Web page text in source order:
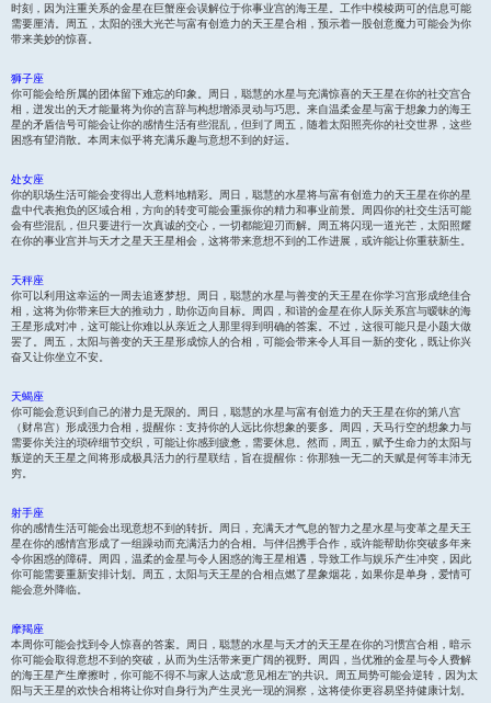
时刻，因为注重关系的金星在巨蟹座会误解位于你事业宫的海王星。工作中模棱两可的信息可能
需要厘清。周五，太阳的强大光芒与富有创造力的天王星合相，预示着一股创意魔力可能会为你
带来美妙的惊喜。
狮子座
你可能会给所属的团体留下难忘的印象。周日，聪慧的水星与充满惊喜的天王星在你的社交宫合
相，迸发出的天才能量将为你的言辞与构想增添灵动与巧思。来自温柔金星与富于想象力的海王
星的矛盾信号可能会让你的感情生活有些混乱，但到了周五，随着太阳照亮你的社交世界，这些
困惑有望消散。本周末似乎将充满乐趣与意想不到的好运。
处女座
你的职场生活可能会变得出人意料地精彩。周日，聪慧的水星将与富有创造力的天王星在你的星
盘中代表抱负的区域合相，方向的转变可能会重振你的精力和事业前景。周四你的社交生活可能
会有些混乱，但只要进行一次真诚的交心，一切都能迎刃而解。周五将闪现一道光芒，太阳照耀
在你的事业宫并与天才之星天王星相会，这将带来意想不到的工作进展，或许能让你重获新生。
天秤座
你可以利用这幸运的一周去追逐梦想。周日，聪慧的水星与善变的天王星在你学习宫形成绝佳合
相，这将为你带来巨大的推动力，助你迈向目标。周四，和谐的金星在你人际关系宫与暧昧的海
王星形成对冲，这可能让你难以从亲近之人那里得到明确的答案。不过，这很可能只是小题大做
罢了。周五，太阳与善变的天王星形成惊人的合相，可能会带来令人耳目一新的变化，既让你兴
奋又让你坐立不安。
天蝎座
你可能会意识到自己的潜力是无限的。周日，聪慧的水星与富有创造力的天王星在你的第八宫
（财帛宫）形成强力合相，提醒你：支持你的人远比你想象的要多。周四，天马行空的想象力与
需要你关注的琐碎细节交织，可能让你感到疲惫，需要休息。然而，周五，赋予生命力的太阳与
叛逆的天王星之间将形成极具活力的行星联结，旨在提醒你：你那独一无二的天赋是何等丰沛无
穷。
射手座
你的感情生活可能会出现意想不到的转折。周日，充满天才气息的智力之星水星与变革之星天王
星在你的感情宫形成了一组躁动而充满活力的合相。与伴侣携手合作，或许能帮助你突破多年来
令你困惑的障碍。周四，温柔的金星与令人困惑的海王星相遇，导致工作与娱乐产生冲突，因此
你可能需要重新安排计划。周五，太阳与天王星的合相点燃了星象烟花，如果你是单身，爱情可
能会意外降临。
摩羯座
本周你可能会找到令人惊喜的答案。周日，聪慧的水星与天才的天王星在你的习惯宫合相，暗示
你可能会取得意想不到的突破，从而为生活带来更广阔的视野。周四，当优雅的金星与令人费解
的海王星产生摩擦时，你可能不得不与家人达成“意见相左”的共识。周五局势可能会逆转，因为太
阳与天王星的欢快合相将让你对自身行为产生灵光一现的洞察，这将使你更容易坚持健康计划。